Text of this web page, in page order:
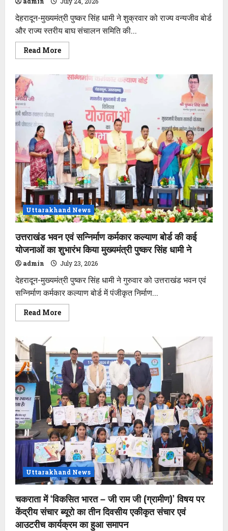
देहरादून-मुख्यमंत्री पुष्कर सिंह धामी ने शुक्रवार को राज्य वन्यजीव बोर्ड
और राज्य स्तरीय बाघ संचालन समिति की...
Read MoreRead
more
पुष्कर
वन्य
जीव
आधारित
पयर्टन
से
बढ़ाई
जाए
स्थानीय
लोगों
की
आर्थिकी
Uttarakhand News
उत्तराखंड भवन एवं सन्निर्माण कर्मकार कल्याण बोर्ड की कई
योजनाओं का शुभारंभ किया मुख्यमंत्री पुष्कर सिंह धामी ने
admin July 23, 2026
देहरादून-मुख्यमंत्री पुष्कर सिंह धामी ने गुरुवार को उत्तराखंड भवन एवं
सन्निर्माण कर्मकार कल्याण बोर्ड में पंजीकृत निर्माण...
Read MoreRead
more
सन्निर्माण
कर्मकार
कल्याण
बोर्ड
की
कई
योजनाओं
का
शुभारंभ
किया
मुख्यमंत्री
पुष्कर
सिंह
धामी
ने
Uttarakhand News
चकराता में ‘विकसित भारत – जी राम जी (ग्रामीण)’ विषय पर
केंद्रीय संचार ब्यूरो का तीन दिवसीय एकीकृत संचार एवं
आउटरीच कार्यक्रम का हुआ समापन